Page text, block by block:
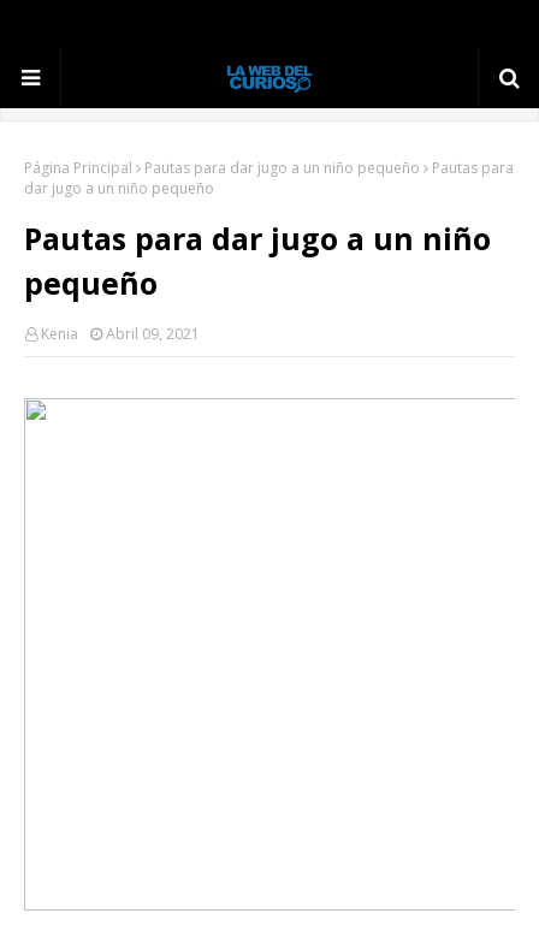
Página Principal Pautas para dar jugo a un niño pequeño
Pautas para
dar jugo a un niño pequeño
Pautas para dar jugo a un niño
pequeño
Kenia Abril 09, 2021